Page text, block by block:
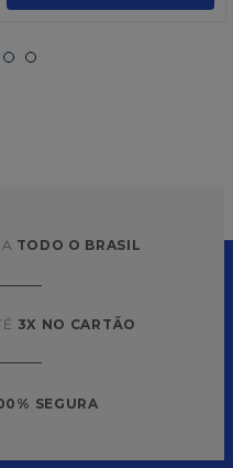
TODO O BRASIL
3X NO CARTÃO
SEGURA